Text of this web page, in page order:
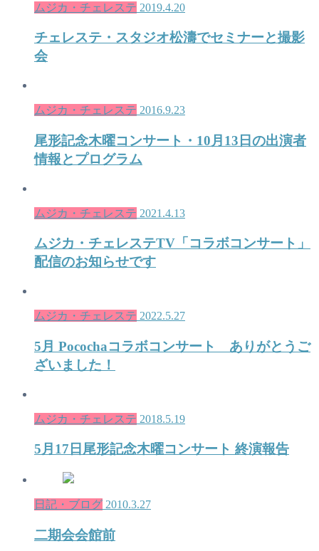
ムジカ・チェレステ 2019.4.20
チェレステ・スタジオ松濤でセミナーと撮影
会
ムジカ・チェレステ 2016.9.23
尾形記念木曜コンサート・10月13日の出演者
情報とプログラム
ムジカ・チェレステ 2021.4.13
ムジカ・チェレステTV「コラボコンサート」
配信のお知らせです
ムジカ・チェレステ 2022.5.27
5月 Pocochaコラボコンサート ありがとうご
ざいました！
ムジカ・チェレステ 2018.5.19
5月17日尾形記念木曜コンサート 終演報告
日記・ブログ 2010.3.27
二期会会館前